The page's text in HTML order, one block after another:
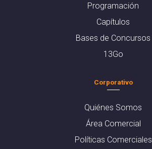
Programación
Capítulos
Bases de Concursos
13Go
Corporativo
Quiénes Somos
Área Comercial
Políticas Comerciales